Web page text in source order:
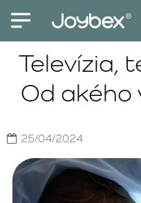
Televízia,
Od akého
25/04/2024